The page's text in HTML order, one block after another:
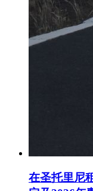
在圣托里尼